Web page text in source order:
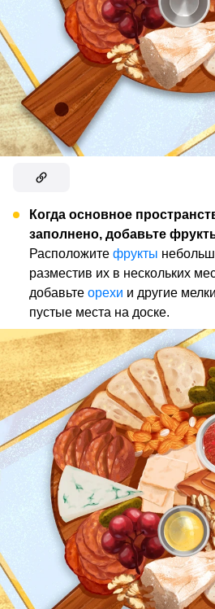
Когда основное
заполнено, добавьте
Расположите фрукты
разместив их в нескольких
добавьте орехи и другие
пустые места на доске.